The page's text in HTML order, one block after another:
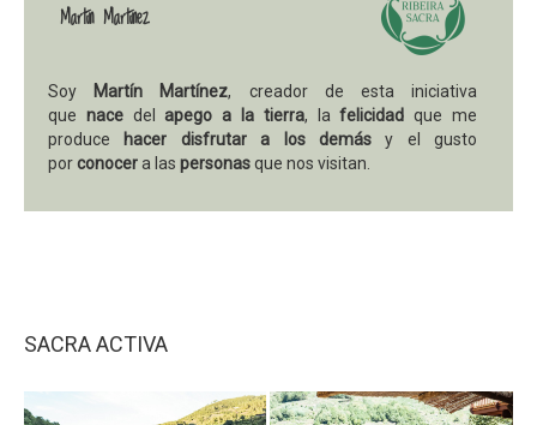
Martín Martínez
Soy Martín Martínez, creador de esta iniciativa
que nacedelapego a la tierra, lafelicidad que me
produce
hacer disfrutar a los demásy el gusto
porconocera las personasque nos visitan.
"La gente olvidará lo que dijiste, también olvidará lo que
hiciste, pero jamás olvidará cómo les hiciste sentir"
SACRA ACTIVA